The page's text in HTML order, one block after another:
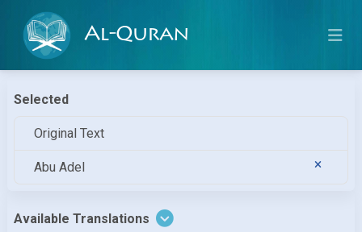
Al-Quran
Selected
Original Text
Abu Adel
Available Translations